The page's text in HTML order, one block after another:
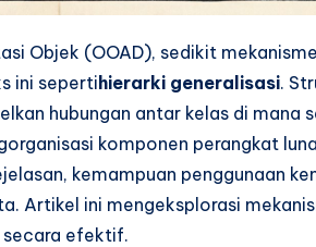
Objek (OOAD), sedikit
ini seperti hierarki generalisasi.
hubungan antar kelas di mana
komponen perangkat
kemampuan penggunaan
Artikel ini mengeksplorasi
secara efektif.